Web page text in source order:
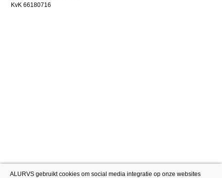
KvK 66180716
ALURVS gebruikt cookies om social media integratie op onze websites